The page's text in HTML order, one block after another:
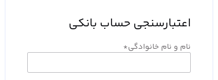
اعتبارسنجی حساب بانکی
نام و نام خانوادگی*